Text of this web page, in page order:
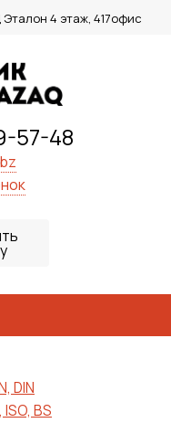
4 этаж, 417офис
57-48
DIN
BS